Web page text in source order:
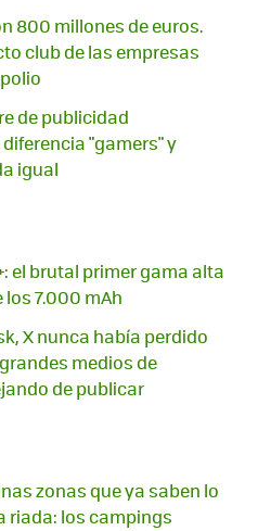
800 millones de euros.
club de las empresas
de publicidad
"gamers" y
igual
el brutal primer gama alta
7.000 mAh
X nunca había perdido
medios de
de publicar
zonas que ya saben lo
riada: los campings